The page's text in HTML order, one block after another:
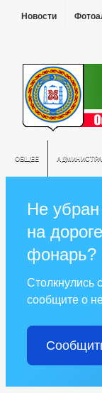
Новости
ОБЩЕЕ
Не
на
фонарь?
Столкнулись
сообщите о